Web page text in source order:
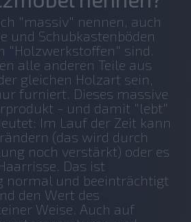
"massiv" nennen, auch
und Schubkastenböden
"Holzwerkstoffen" sind.
alle anderen Teile aus
gleichen Holzart sein,
furniert. Dieses massive
- und damit "lebt"
Im Lauf der Zeit kann
(das wird durch
noch verstärkt) oder es
Das ist
normal und beeinträchtigt
den Wert des
Weise. Auch auf